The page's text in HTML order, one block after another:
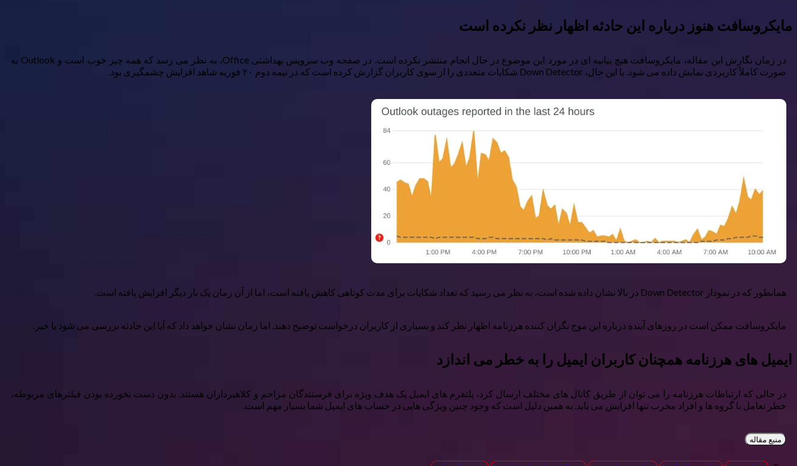
مایکروسافت هنوز درباره این حادثه اظهار نظر نکرده است
در زمان نگارش این مقاله، مایکروسافت هیچ بیانیه ای در مورد این موضوع در حال انجام منتشر نکرده است. در صفحه وب سرویس بهداشتی Office، به نظر می رسد که همه چیز خوب است و Outlook به
صورت کاملاً کاربردی نمایش داده می شود. با این حال، Down Detector شکایات متعددی را از سوی کاربران گزارش کرده است که در نیمه دوم ۲۰ فوریه شاهد افزایش چشمگیری بود.
همانطور که در نمودار Down Detector در بالا نشان داده شده است، به نظر می رسید که تعداد شکایات برای مدت کوتاهی کاهش یافته است، اما از آن زمان یک بار دیگر افزایش یافته است.
مایکروسافت ممکن است در روزهای آینده درباره این موج نگران کننده هرزنامه اظهار نظر کند و بسیاری از کاربران درخواست توضیح دهند. اما زمان نشان خواهد داد که آیا این حادثه بررسی می شود یا خیر.
ایمیل های هرزنامه همچنان کاربران ایمیل را به خطر می اندازد
در حالی که ارتباطات هرزنامه را می توان از طریق کانال های مختلف ارسال کرد، پلتفرم های ایمیل یک هدف ویژه برای فرستندگان مزاحم و کلاهبرداران هستند. بدون دست نخورده بودن فیلترهای مربوطه،
خطر تعامل با گروه ها و افراد مخرب تنها افزایش می یابد. به همین دلیل است که وجود چنین ویژگی هایی در حساب های ایمیل شما بسیار مهم است.
منبع مقاله